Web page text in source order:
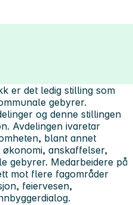
er det ledig stilling som
gebyrer.
og denne stillingen
Avdelingen ivaretar
blant annet
anskaffelser,
gebyrer. Medarbeidere på
mot flere fagområder
feiervesen,